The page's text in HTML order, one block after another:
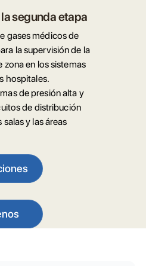
segunda etapa
gases médicos de
la supervisión de la
zona en los sistemas
hospitales.
de presión alta y
de distribución
salas y las áreas